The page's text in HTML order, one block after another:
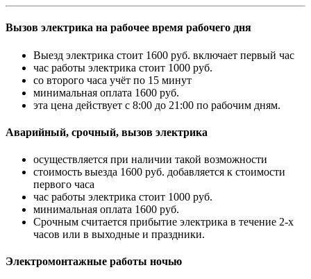
Вызов электрика на рабочее время рабочего дня
Выезд электрика стоит 1600 руб. включает первый час
час работы электрика стоит 1000 руб.
со второго часа учёт по 15 минут
минимальная оплата 1600 руб.
эта цена действует с 8:00 до 21:00 по рабочим дням.
Аварийный, срочный, вызов электрика
осуществляется при наличии такой возможности
стоимость выезда 1600 руб. добавляется к стоимости
первого часа
час работы электрика стоит 1000 руб.
минимальная оплата 1600 руб.
Срочным считается прибытие электрика в течение 2-х
часов или в выходные и праздники.
Электромонтажные работы ночью